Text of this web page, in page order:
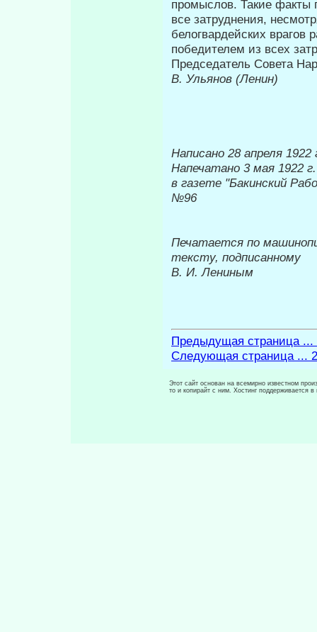
промыслов. Такие факты
все затруднения,
белогвардейских врагов
победите­лем из всех
Председатель Совета
В. Ульянов (Ленин)
Написано 28 апреля 1922
Напечатано 3 мая 1922 г.
в газете "Бакинский
№96
Печатается по
тексту, подписанному
В. И. Лениным
Предыдущая страница ...
Следующая страница ...
Этот сайт основан на всемирно известном
то и копирайт с ним. Хостинг поддерживается